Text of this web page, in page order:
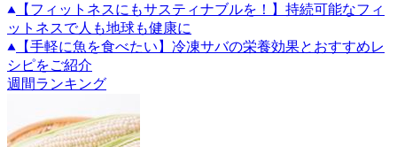
【フィットネスにもサスティナブルを！】持続可能なフィ
ットネスで人も地球も健康に
【手軽に魚を食べたい】冷凍サバの栄養効果とおすすめレ
シピをご紹介
週間ランキング